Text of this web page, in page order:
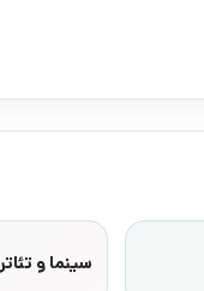
سینما و تئاتر